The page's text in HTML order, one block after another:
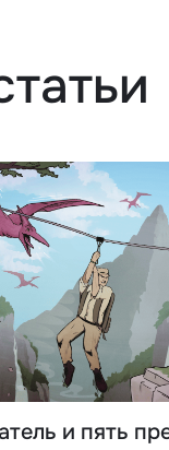
и пять